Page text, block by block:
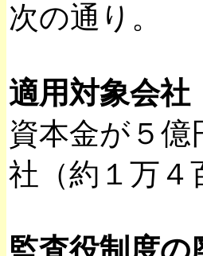
次の通り。
適用対象会社
資本金が５
社（約１万４